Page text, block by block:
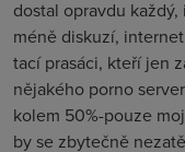
dostal opravdu
méně diskuzí,
tací prasáci, kteří jen
nějakého porno
kolem 50%-pouze
by se zbytečně